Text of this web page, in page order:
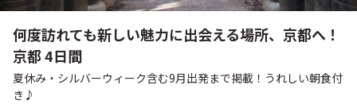
何度訪れても新しい魅力に出会える場所、京都へ！
京都 4日間
夏休み・シルバーウィーク含む9月出発まで掲載！うれしい朝食付
き♪